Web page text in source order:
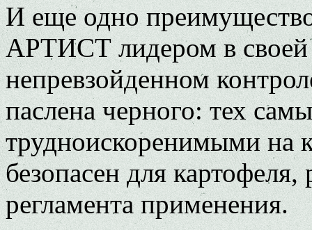
И еще одно
АРТИСТ лидером в своей
непревзойденном
паслена черного: тех
трудноискоренимыми
безопасен для
регламента применения.